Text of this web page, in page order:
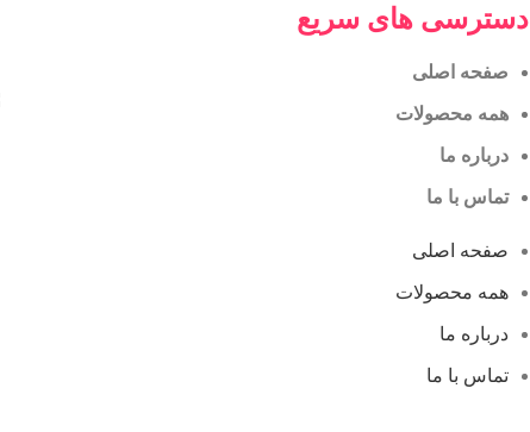
دسترسی های سریع
صفحه اصلی
همه محصولات
درباره ما
تماس با ما
صفحه اصلی
همه محصولات
درباره ما
تماس با ما